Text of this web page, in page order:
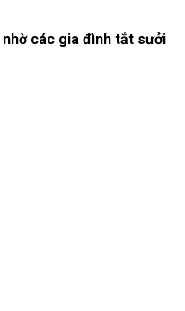
các gia đình tắt sưởi